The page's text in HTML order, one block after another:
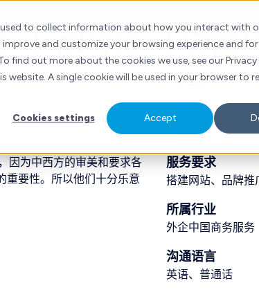
to collect information about how you interact with
and customize your browsing experience and
out more about the cookies we use, see our Privacy
A single cookie will be used in your browser to
Cookies settings Accept
关于我们HubSpot 服务 资源 联络我们
新设计网站，
圳、广州、上海和香港设
因为中西方的审美和要求各
重要性。所以他们十分乐意
专案
客户地点
中国深圳
服务要求
搭建网站、品牌
所属行业
外企中国商务服务
沟通语言
英语、普通话